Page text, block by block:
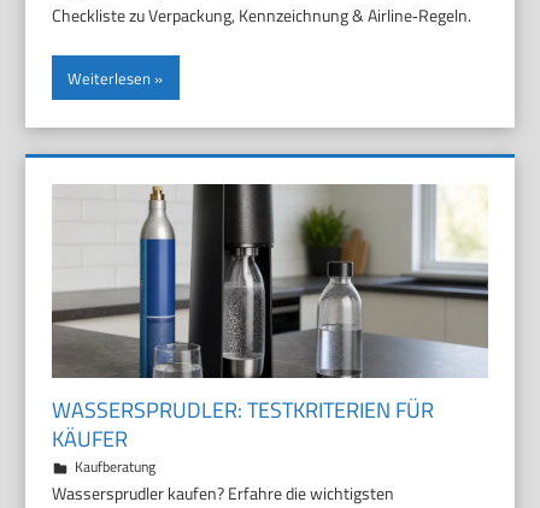
Checkliste zu Verpackung, Kennzeichnung & Airline‑Regeln.
Weiterlesen
WASSERSPRUDLER: TESTKRITERIEN FÜR
KÄUFER
28. Juni 2026
Marco
Kaufberatung
Wassersprudler kaufen? Erfahre die wichtigsten